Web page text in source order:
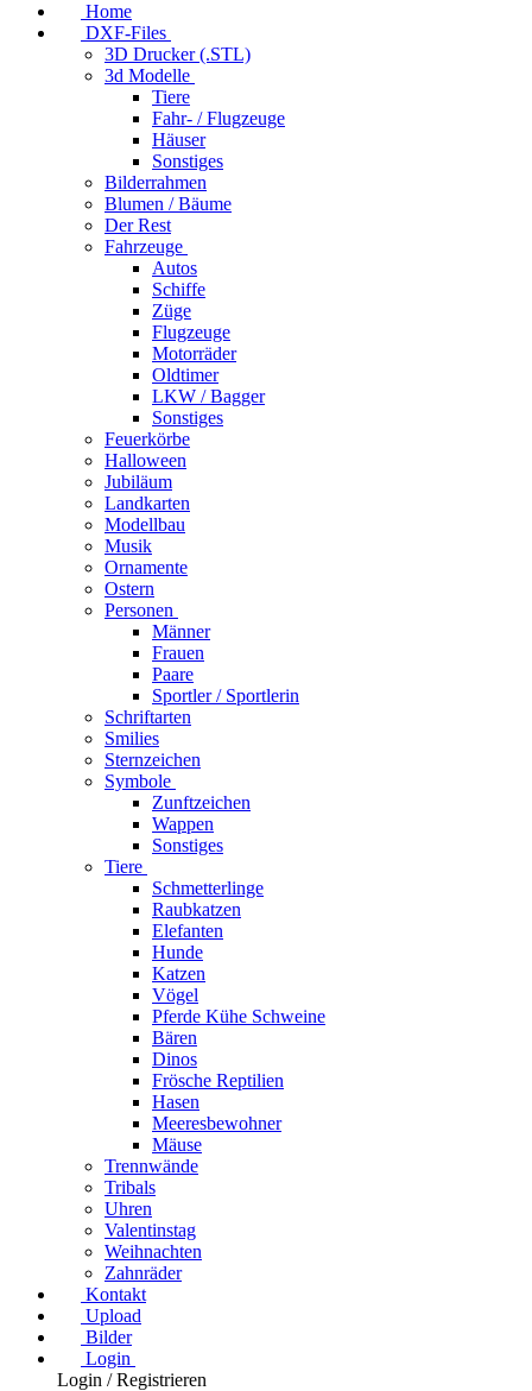
Home
DXF-Files
3D Drucker (.STL)
3d Modelle
Tiere
Fahr- / Flugzeuge
Häuser
Sonstiges
Bilderrahmen
Blumen / Bäume
Der Rest
Fahrzeuge
Autos
Schiffe
Züge
Flugzeuge
Motorräder
Oldtimer
LKW / Bagger
Sonstiges
Feuerkörbe
Halloween
Jubiläum
Landkarten
Modellbau
Musik
Ornamente
Ostern
Personen
Männer
Frauen
Paare
Sportler / Sportlerin
Schriftarten
Smilies
Sternzeichen
Symbole
Zunftzeichen
Wappen
Sonstiges
Tiere
Schmetterlinge
Raubkatzen
Elefanten
Hunde
Katzen
Vögel
Pferde Kühe Schweine
Bären
Dinos
Frösche Reptilien
Hasen
Meeresbewohner
Mäuse
Trennwände
Tribals
Uhren
Valentinstag
Weihnachten
Zahnräder
Kontakt
Upload
Bilder
Login
Login / Registrieren